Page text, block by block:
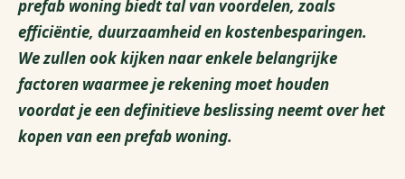
prefab woning biedt tal van voordelen, zoals
efficiëntie, duurzaamheid en kostenbesparingen.
We zullen ook kijken naar enkele belangrijke
factoren waarmee je rekening moet houden
voordat je een definitieve beslissing neemt over het
kopen van een prefab woning.